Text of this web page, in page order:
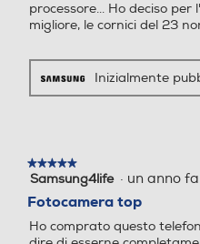
A
Durata della batteria per
2000
Capacità RAM - MB
8000
Espansione memoria-GB
processore... Ho deciso per
migliore, le cornici del 23
Inizialmente
★★★★★
★★★★★
5
5
stelle.
Samsung4life · un anno fa
Fotocamera top
Ho comprato questo